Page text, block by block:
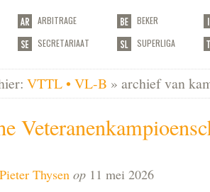
ARBITRAGE
BEKER
SECRETARIAAT SUPERLIGA
VTTL • VL-B » archief van
Pieter Thysen op 11 mei 2026